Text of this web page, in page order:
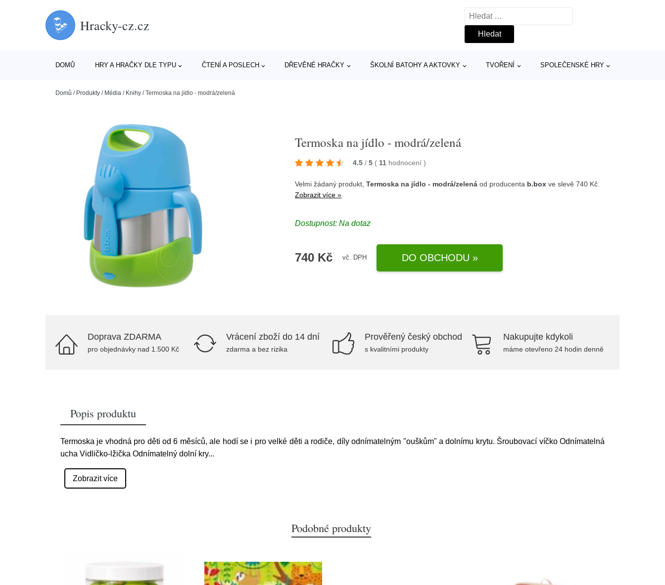
Hracky-cz.cz
Vyhledávání
DOMŮ HRY A HRAČKY DLE TYPU ČTENÍ A POSLECH DŘEVĚNÉ HRAČKY ŠKOLNÍ BATOHY A AKTOVKY TVOŘENÍ SPOLEČENSKÉ HRY
Domů / Produkty / Média / Knihy /Termoska na jídlo - modrá/zelená
Termoska na jídlo - modrá/zelená
4.5 / 5 ( 11 hodnocení)
Velmi žádaný produkt,Termoska na jídlo - modrá/zelená od producenta b.box ve slevě 740 Kč.
Zobrazit více »
Dostupnost: Na dotaz
740 Kč vč. DPH DO OBCHODU »
Doprava ZDARMA
pro objednávky nad 1.500 Kč
Vrácení zboží do 14 dní
zdarma a bez rizika
Prověřený český obchod
s kvalitními produkty
Nakupujte kdykoli
máme otevřeno 24 hodin denně
Popis produktu
Termoska je vhodná pro děti od 6 měsíců, ale hodí se i pro velké děti a rodiče, díly odnímatelným "ouškům" a dolnímu krytu. Šroubovací víčko Odnímatelná
ucha Vidličko-lžička Odnímatelný dolní kry...
Zobrazit více
Podobné produkty